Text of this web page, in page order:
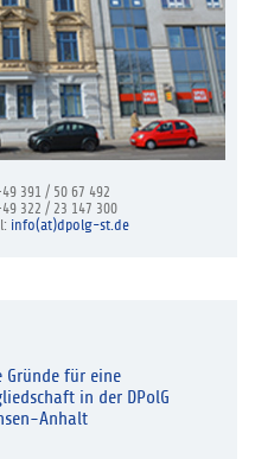
391 / 50 67 492
322 / 23 147 300
info(at)dpolg-st.de
Gründe für eine
in der DPolG
Anhalt